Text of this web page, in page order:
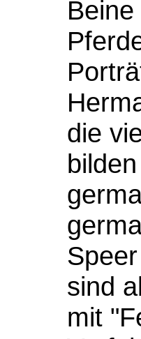
die
sind
mit